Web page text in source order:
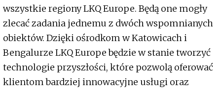
wszystkie regiony LKQ Europe. Będą one mogły
zlecać zadania jednemu z dwóch wspomnianych
obiektów. Dzięki ośrodkom w Katowicach i
Bengalurze LKQ Europe będzie w stanie tworzyć
technologie przyszłości, które pozwolą oferować
klientom bardziej innowacyjne usługi oraz